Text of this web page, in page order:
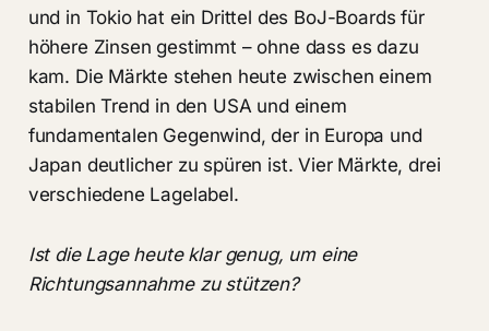
und in Tokio hat ein Drittel des BoJ-Boards für
höhere Zinsen gestimmt – ohne dass es dazu
kam. Die Märkte stehen heute zwischen einem
stabilen Trend in den USA und einem
fundamentalen Gegenwind, der in Europa und
Japan deutlicher zu spüren ist. Vier Märkte, drei
verschiedene Lagelabel.
Ist die Lage heute klar genug, um eine
Richtungsannahme zu stützen?